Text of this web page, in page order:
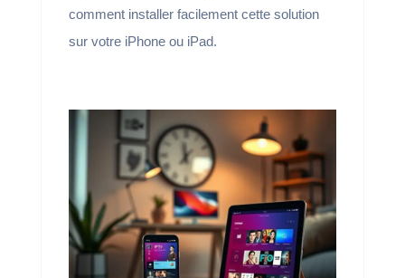
comment installer facilement cette solution
sur votre iPhone ou iPad.